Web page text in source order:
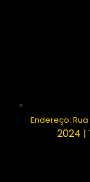
Endereço:
2024 |